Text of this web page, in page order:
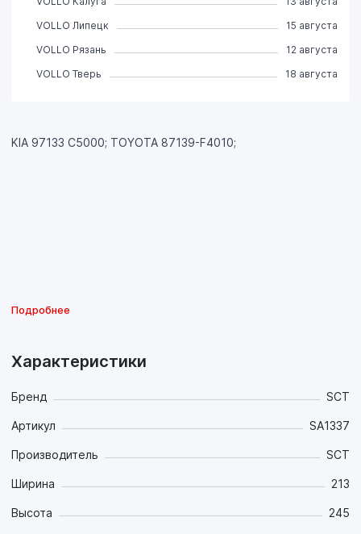
KIA 97133 C5000; TOYOTA 87139-F4010;
Подробнее
Характеристики
Бренд SCT
Артикул SA1337
Производитель SCT
Ширина 213
Высота 245
VOLLO Липецк
15 августа
VOLLO Рязань
12 августа
VOLLO Тверь
18 августа